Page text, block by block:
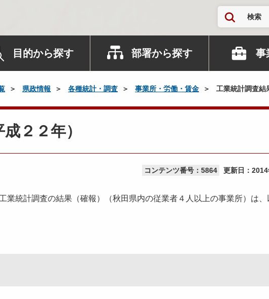
検索
目的から探す 部署から探す 事
県政情報 各種統計・調査 事業所・労働・賃金 工業統計調査結
２２年）
コンテンツ番号：5864 更新日： 2014
業統計調査の結果（確報）（秋田県内の従業者４人以上の事業所）は、